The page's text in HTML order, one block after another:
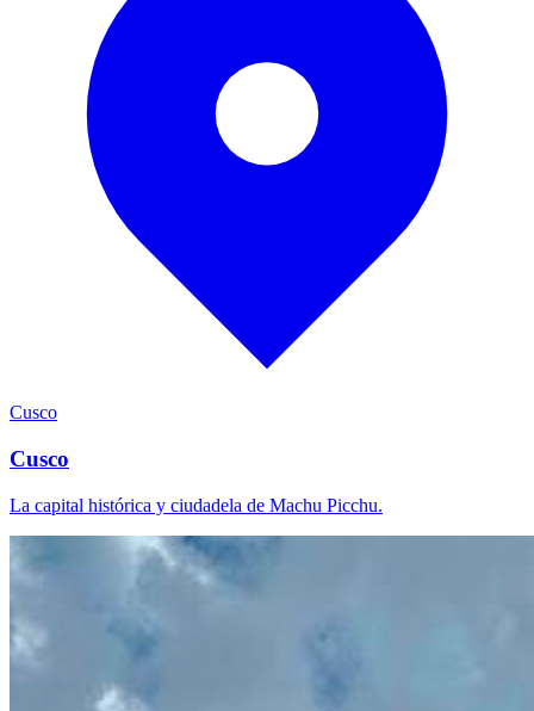
Cusco
Cusco
La capital histórica y ciudadela de Machu Picchu.